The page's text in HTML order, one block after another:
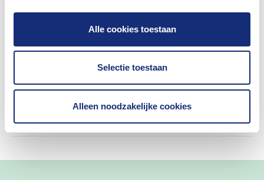
Alle cookies toestaan
Selectie toestaan
Alleen noodzakelijke cookies
Masterclass Biodiversiteit voor
verzekeraars
Den Haag